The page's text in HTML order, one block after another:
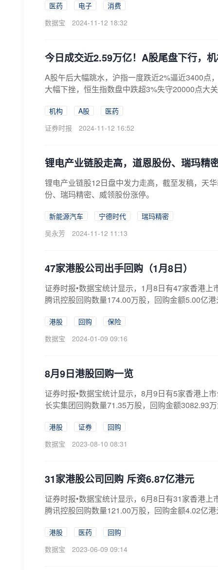
医药 电子
消费
数据宝
2024-11-12 18:32
今日成交近2.59万亿！A股尾盘下行，
A股午后大幅跳水，沪指一度跌近2%逼近3400点
大幅下挫，恒生指数盘中跌超3%失守20000点大
机构 A股
医药
证券时报
2024-11-12 16:52
锂电产业链股走高，道恩股份、瑞玛精
锂电产业链股12日盘中发力走高，截至发稿，天
份、瑞玛精密、威领股份涨停。
新能源汽车 宁德时代
瑞玛精密
吴永芳
2024-11-12 11:13
47家港股公司出手回购（1月8日）
证券时报•数据宝统计显示，1月8日有47家香港
腾讯控股回购数量174.00万股，回购金额5.00亿
港股 回购
保险
数据宝
2024-01-09 09:16
8月9日港股回购一览
证券时报•数据宝统计显示，8月9日有5家香港上
长实集团回购数量71.35万股，回购金额3082.93
港股 证券
回购
数据宝
2023-08-10 08:31
31家港股公司回购 斥资6.87亿港元
证券时报•数据宝统计显示，6月8日有31家香港
腾讯控股回购数量121.00万股，回购金额4.02亿
港股 医药
回购
数据宝
2023-06-09 09:14